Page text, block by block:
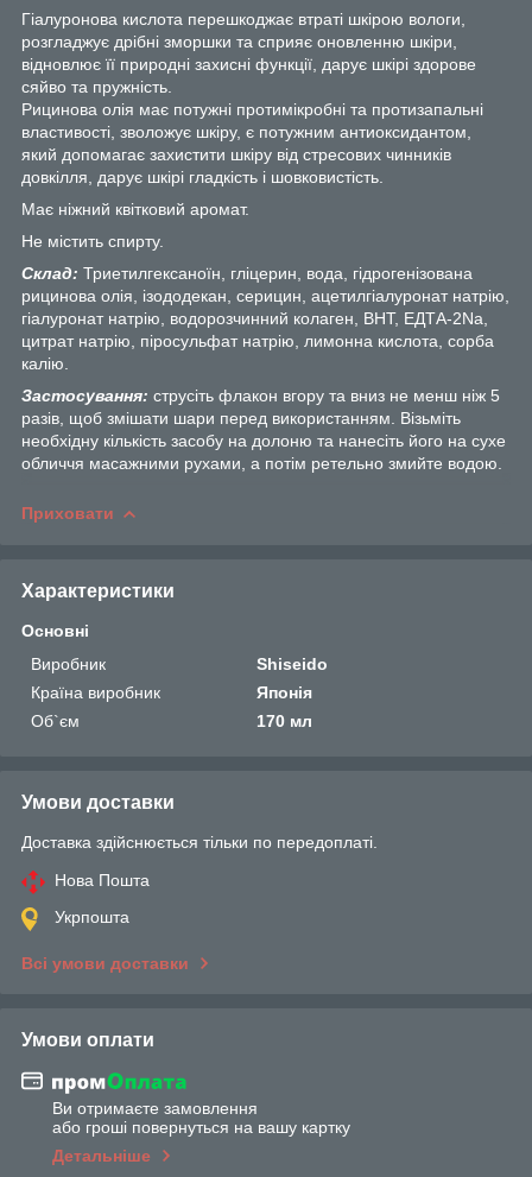
Гіалуронова кислота перешкоджає втраті шкірою вологи,
розгладжує дрібні зморшки та сприяє оновленню шкіри,
відновлює її природні захисні функції, дарує шкірі здорове
сяйво та пружність.
Рицинова олія має потужні протимікробні та протизапальні
властивості, зволожує шкіру, є потужним антиоксидантом,
який допомагає захистити шкіру від стресових чинників
довкілля, дарує шкірі гладкість і шовковистість.
Має ніжний квітковий аромат.
Не містить спирту.
Склад: Триетилгексаноїн, гліцерин, вода, гідрогенізована
рицинова олія, ізододекан, серицин, ацетилгіалуронат натрію,
гіалуронат натрію, водорозчинний колаген, ВНТ, ЕДТА-2Na,
цитрат натрію, піросульфат натрію, лимонна кислота, сорба
калію.
Застосування: струсіть флакон вгору та вниз не менш ніж 5
разів, щоб змішати шари перед використанням. Візьміть
необхідну кількість засобу на долоню та нанесіть його на сухе
обличчя масажними рухами, а потім ретельно змийте водою.
Приховати
Характеристики
Основні
Виробник
Shiseido
Країна виробник
Японія
Об`єм
170 мл
Умови доставки
Доставка здійснюється тільки по передоплаті.
Нова Пошта
Укрпошта
Всі умови доставки
Умови оплати
Ви отримаєте замовлення
або гроші повернуться на вашу картку
Детальніше